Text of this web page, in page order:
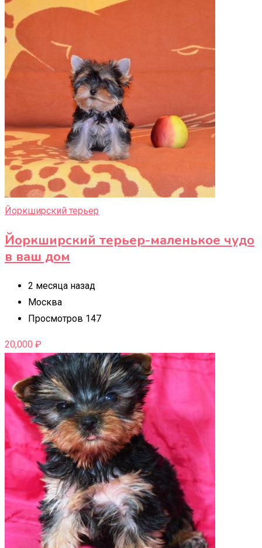
Йоркширский терьер
Йоркширский терьер-маленькое чудо
в ваш дом
2 месяца назад
Москва
Просмотров 147
20,000 ₽